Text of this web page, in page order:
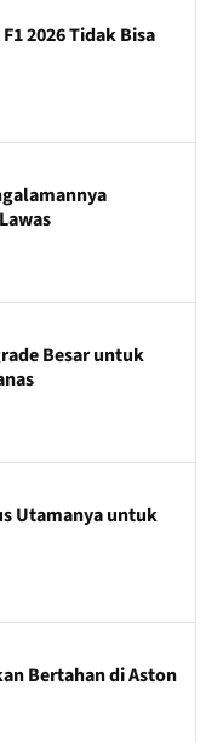
2026 Tidak Bisa
Besar untuk
Utamanya untuk
Bertahan di Aston